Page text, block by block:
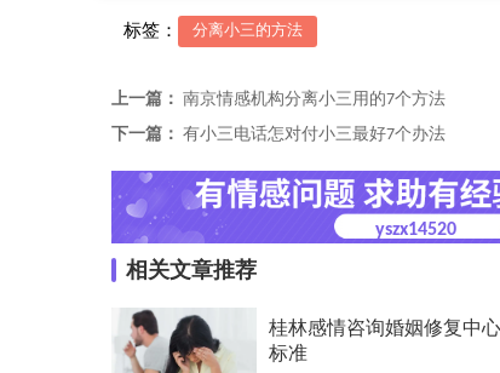
标签： 分离小三的方法
上一篇： 南京情感机构分离小三用的7个方法
下一篇： 有小三电话怎对付小三最好7个办法
yszx14520
相关文章推荐
桂林感情咨询婚姻修复中
标准